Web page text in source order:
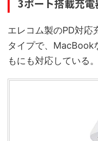
3ポート搭載充
エレコム製のPD対応
タイプで、MacBook
もにも対応している。